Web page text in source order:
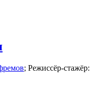
; Режиссёр-стажёр: